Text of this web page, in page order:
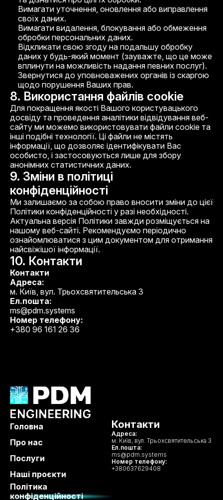
Вимагати уточнення, оновлення або виправлення
своїх даних.
Вимагати видалення, блокування або обмеження
обробки персональних даних.
Відкликати свою згоду на подальшу обробку
даних у будь-який момент (зауважте, що це може
вплинути на можливість надання певних послуг).
Звернутися до уповноважених органів із скаргою
щодо порушення Ваших прав.
8. Використання файлів cookie
Для покращення якості Вашого користувацького
досвіду та проведення аналітики відвідування веб-
сайту ми можемо використовувати файли cookie та
інші подібні технології. Ці файли не містять
інформації, що дозволяє ідентифікувати Вас
особисто, і застосовуються лише для збору
анонімних статистичних даних.
9. Зміни в політиці
конфіденційності
Ми залишаємо за собою право вносити зміни до цієї
Політики конфіденційності у разі необхідності.
Актуальна версія Політики завжди розміщується на
нашому веб-сайті. Рекомендуємо періодично
ознайомлюватися з цим документом для отримання
найсвіжішої інформації.
10. Контакти
Контакти
Адреса:
м. Київ, вул. Трьохсвятительська 3
Ел.пошта:
ms@pdm.systems
Номер телефону:
+380 96 161 26 36
Головна
Про нас
Послуги
Наші проєкти
Політика
конфіденційності
Контакти
Адреса:
м. Київ, вул. Трьохсвятительська 3
Ел.пошта:
ms@pdm.systems
Номер телефону:
+380637629408